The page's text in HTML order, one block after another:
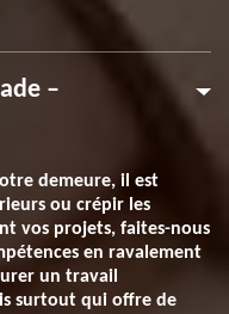
–
demeure, il est
ou crépir les
vos projets, faites-nous
en ravalement
un travail
surtout qui offre de